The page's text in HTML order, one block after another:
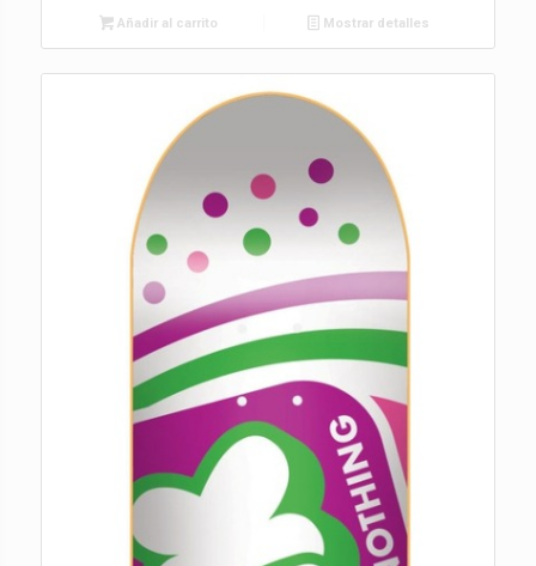
Añadir al carrito Mostrar detalles